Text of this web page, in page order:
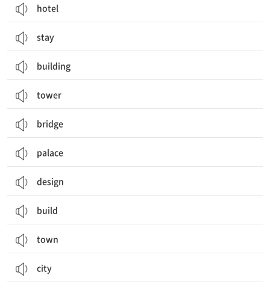
hotel
stay
building
tower
bridge
palace
design
build
town
city